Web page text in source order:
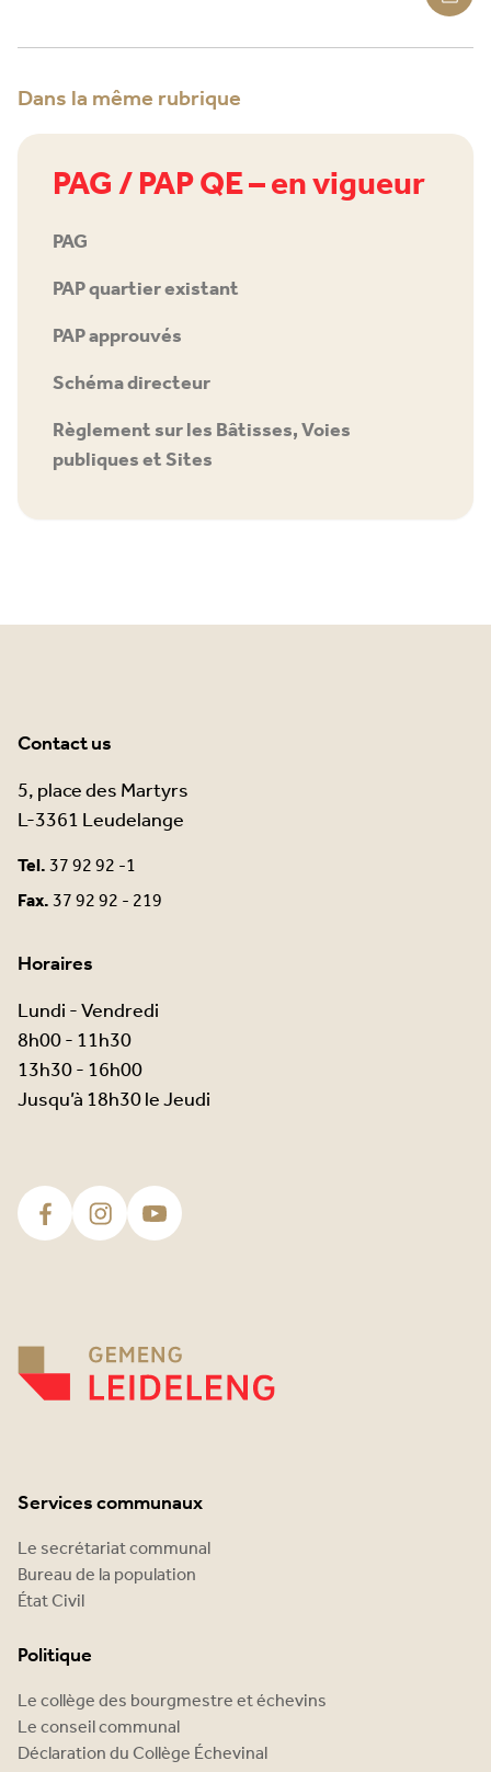
Dans la même rubrique
PAG / PAP QE – en vigueur
PAG
PAP quartier existant
PAP approuvés
Schéma directeur
Règlement sur les Bâtisses, Voies
publiques et Sites
Contact us
5, place des Martyrs
L-3361 Leudelange
Tel.37 92 92 -1
Fax.37 92 92 - 219
Horaires
Lundi - Vendredi
8h00 - 11h30
13h30 - 16h00
Jusqu’à 18h30 le Jeudi
Services communaux
Le secrétariat communal
Bureau de la population
État Civil
Politique
Le collège des bourgmestre et échevins
Le conseil communal
Déclaration du Collège Échevinal